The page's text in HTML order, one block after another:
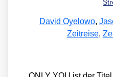
David Oyelowo,
Zeitreise,